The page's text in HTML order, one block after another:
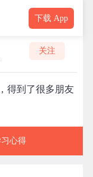
下载 App
关注
得到了很多朋友
心得